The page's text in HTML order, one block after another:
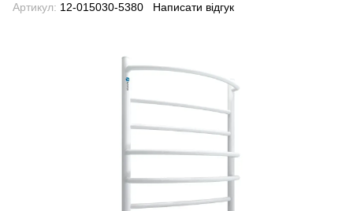
Артикул: 12-015030-5380 Написати відгук